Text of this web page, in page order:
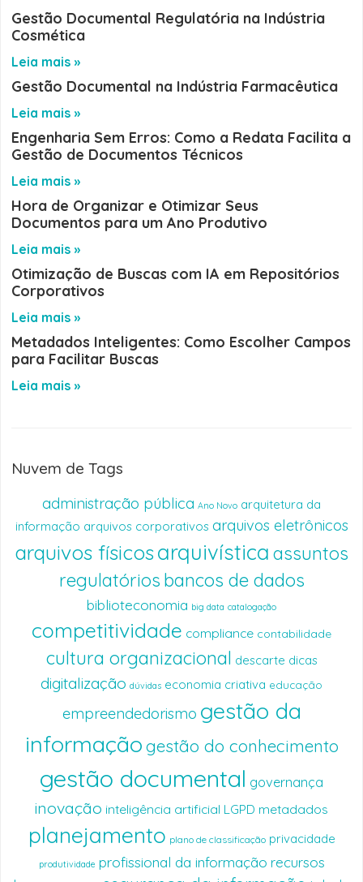
Gestão Documental Regulatória na Indústria
Cosmética
Leia mais »
Gestão Documental na Indústria Farmacêutica
Leia mais »
Engenharia Sem Erros: Como a Redata Facilita a
Gestão de Documentos Técnicos
Leia mais »
Hora de Organizar e Otimizar Seus
Documentos para um Ano Produtivo
Leia mais »
Otimização de Buscas com IA em Repositórios
Corporativos
Leia mais »
Metadados Inteligentes: Como Escolher Campos
para Facilitar Buscas
Leia mais »
Nuvem de Tags
administração pública Ano Novo arquitetura da
informação arquivos corporativos arquivos eletrônicos
arquivos físicosarquivística assuntos
regulatórios bancos de dados
biblioteconomia big data catalogação
competitividade compliance contabilidade
cultura organizacional descarte dicas
digitalização dúvidas economia criativa educação
empreendedorismo gestão da
informaçãogestão do conhecimento
gestão documental governança
inovação inteligência artificial LGPD metadados
planejamento plano de classificação privacidade
produtividade profissional da informação recursos